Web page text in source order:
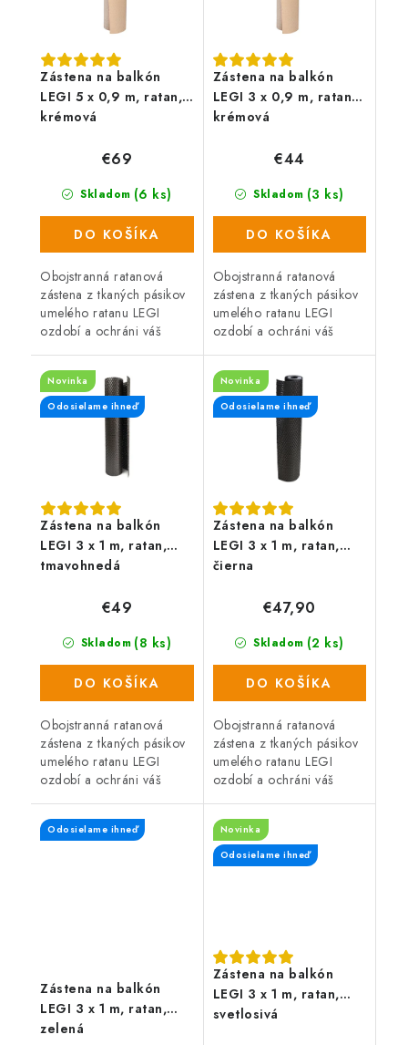
Zástena na balkón
LEGI 5 x 0,9 m, ratan,
krémová
Skladom (6 ks)
€69
DO KOŠÍKA
Obojstranná ratanová
zástena z tkaných pásikov
umelého ratanu LEGI
ozdobí a ochráni váš
plot a zaistí súkromie po
celý rok. Zástena má
obojstrannú UV...
Zástena na balkón
LEGI 3 x 0,9 m, ratan,
krémová
Skladom (3 ks)
€44
DO KOŠÍKA
Obojstranná ratanová
zástena z tkaných pásikov
umelého ratanu LEGI
ozdobí a ochráni váš
plot a zaistí súkromie po
celý rok. Zástena má
obojstrannú UV...
Zástena na balkón
LEGI 3 x 1 m, ratan,
tmavohnedá
Novinka
Odosielame ihneď
Skladom (8 ks)
€49
DO KOŠÍKA
Obojstranná ratanová
zástena z tkaných pásikov
umelého ratanu LEGI
ozdobí a ochráni váš
plot a zaistí súkromie po
celý rok. Zástena má
Zástena na balkón
LEGI 3 x 1 m, ratan,
čierna
Novinka
Odosielame ihneď
Skladom (2 ks)
€47,90
DO KOŠÍKA
Obojstranná ratanová
zástena z tkaných pásikov
umelého ratanu LEGI
ozdobí a ochráni váš
plot a zaistí súkromie po
celý rok. Zástena má
obojstrannú...
Zástena na balkón
LEGI 3 x 1 m, ratan,
zelená
Odosielame ihneď
Zástena na balkón
LEGI 3 x 1 m, ratan,
svetlosivá
Novinka
Odosielame ihneď